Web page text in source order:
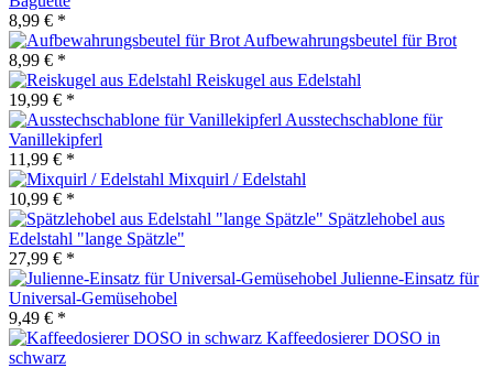
8,99 € *
Aufbewahrungsbeutel für Brot
8,99 € *
Reiskugel aus Edelstahl
19,99 € *
Ausstechschablone für
Vanillekipferl
11,99 € *
Mixquirl / Edelstahl
10,99 € *
Spätzlehobel aus
Edelstahl "lange Spätzle"
27,99 € *
Julienne-Einsatz für
Universal-Gemüsehobel
9,49 € *
Kaffeedosierer DOSO in
schwarz